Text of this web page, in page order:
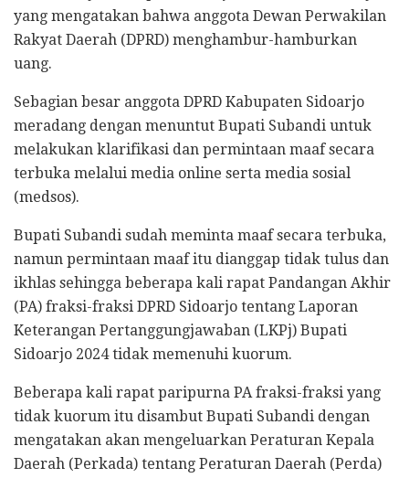
yang mengatakan bahwa anggota Dewan Perwakilan
Rakyat Daerah (DPRD) menghambur-hamburkan
uang.
Sebagian besar anggota DPRD Kabupaten Sidoarjo
meradang dengan menuntut Bupati Subandi untuk
melakukan klarifikasi dan permintaan maaf secara
terbuka melalui media online serta media sosial
(medsos).
Bupati Subandi sudah meminta maaf secara terbuka,
namun permintaan maaf itu dianggap tidak tulus dan
ikhlas sehingga beberapa kali rapat Pandangan Akhir
(PA) fraksi-fraksi DPRD Sidoarjo tentang Laporan
Keterangan Pertanggungjawaban (LKPj) Bupati
Sidoarjo 2024 tidak memenuhi kuorum.
Beberapa kali rapat paripurna PA fraksi-fraksi yang
tidak kuorum itu disambut Bupati Subandi dengan
mengatakan akan mengeluarkan Peraturan Kepala
Daerah (Perkada) tentang Peraturan Daerah (Perda)